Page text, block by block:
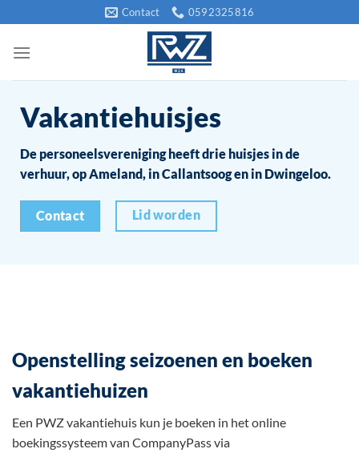
naar
inhoud
Contact 0592325816
Vakantiehuisjes
De personeelsvereniging heeft drie huisjes in de
verhuur, op Ameland, in Callantsoog en in Dwingeloo.
Contact Lid worden
Openstelling seizoenen en boeken
vakantiehuizen
Een PWZ vakantiehuis kun je boeken in het online
boekingssysteem van CompanyPass via